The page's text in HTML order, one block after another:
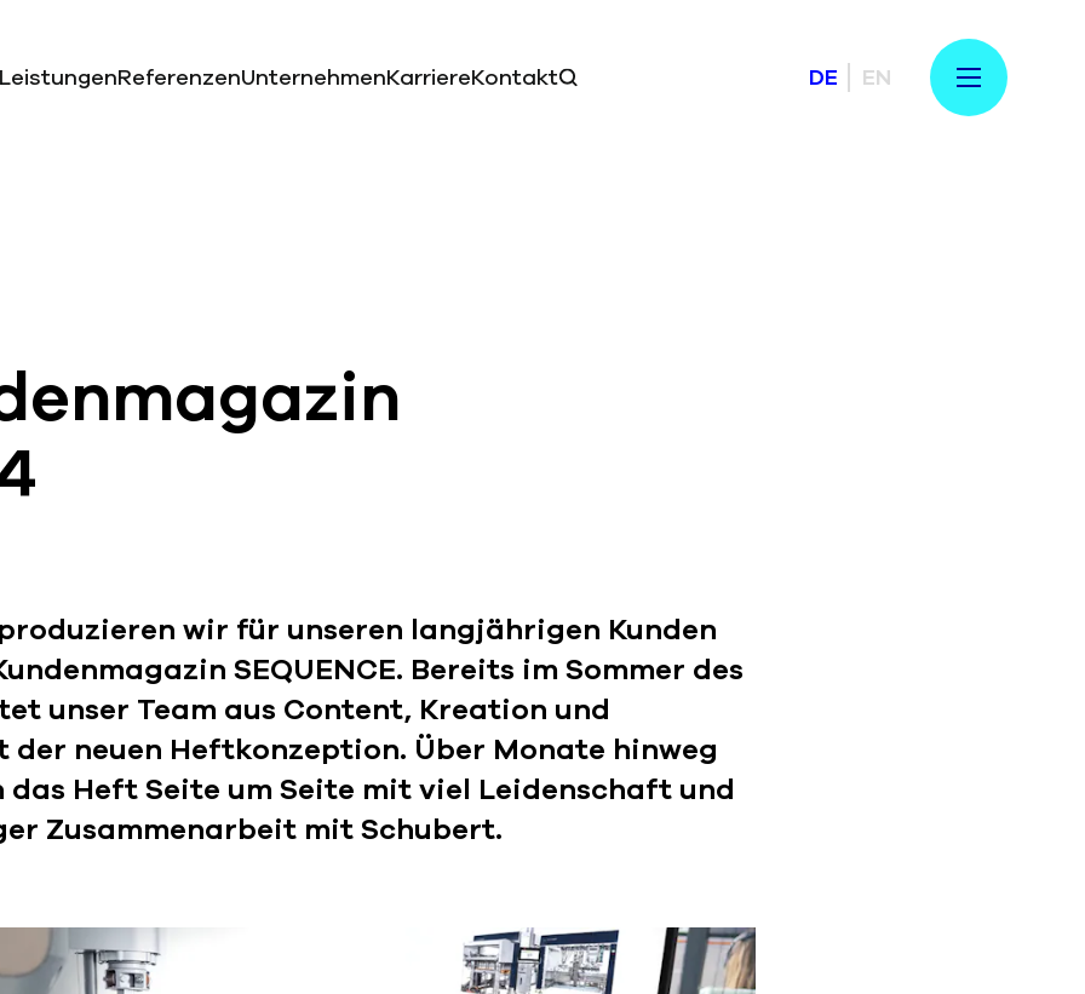
LeistungenReferenzenUnternehmenKarriereKontakt DE EN
wir für unseren langjährigen Kunden
SEQUENCE. Bereits im Sommer des
unser Team aus Content, Kreation und
neuen Heftkonzeption. Über Monate hinweg
Heft Seite um Seite mit viel Leidenschaft und
Zusammenarbeit mit Schubert.